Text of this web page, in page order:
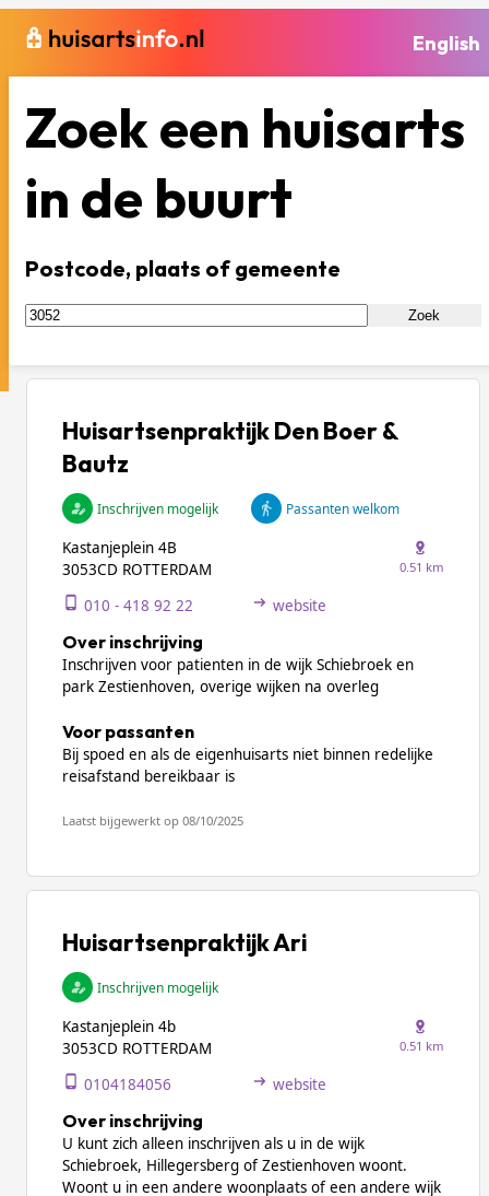
English
Zoek een huisarts
in de buurt
Postcode, plaats of gemeente
Zoek
Huisartsenpraktijk Den Boer &
Bautz
Inschrijven mogelijk Passanten welkom
Kastanjeplein 4B
3053CD ROTTERDAM
0.51 km
010 - 418 92 22 website
Over inschrijving
Inschrijven voor patienten in de wijk Schiebroek en
park Zestienhoven, overige wijken na overleg
Voor passanten
Bij spoed en als de eigenhuisarts niet binnen redelijke
reisafstand bereikbaar is
Laatst bijgewerkt op 08/10/2025
Huisartsenpraktijk Ari
Inschrijven mogelijk
Kastanjeplein 4b
3053CD ROTTERDAM
0.51 km
0104184056 website
Over inschrijving
U kunt zich alleen inschrijven als u in de wijk
Schiebroek, Hillegersberg of Zestienhoven woont.
Woont u in een andere woonplaats of een andere wijk